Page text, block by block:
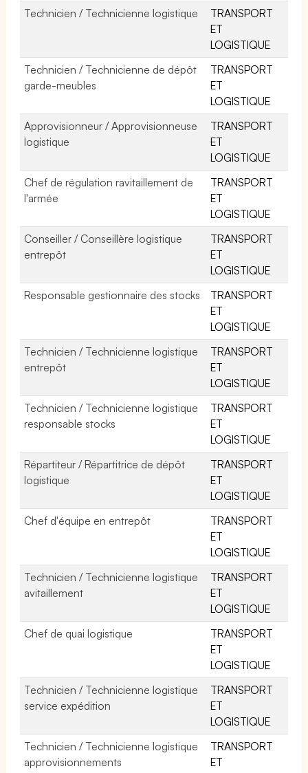
Technicien / Technicienne logistique
TRANSPORT
ET
LOGISTIQUE
Technicien / Technicienne de dépôt
garde-meubles
TRANSPORT
ET
LOGISTIQUE
Approvisionneur / Approvisionneuse
logistique
TRANSPORT
ET
LOGISTIQUE
Chef de régulation ravitaillement de
l'armée
TRANSPORT
ET
LOGISTIQUE
Conseiller / Conseillère logistique
entrepôt
TRANSPORT
ET
LOGISTIQUE
Responsable gestionnaire des stocks
TRANSPORT
ET
LOGISTIQUE
Technicien / Technicienne logistique
entrepôt
TRANSPORT
ET
LOGISTIQUE
Technicien / Technicienne logistique
responsable stocks
TRANSPORT
ET
LOGISTIQUE
Répartiteur / Répartitrice de dépôt
logistique
TRANSPORT
ET
LOGISTIQUE
Chef d'équipe en entrepôt
TRANSPORT
ET
LOGISTIQUE
Technicien / Technicienne logistique
avitaillement
TRANSPORT
ET
LOGISTIQUE
Chef de quai logistique
TRANSPORT
ET
LOGISTIQUE
Technicien / Technicienne logistique
service expédition
TRANSPORT
ET
LOGISTIQUE
Technicien / Technicienne logistique
approvisionnements
TRANSPORT
ET